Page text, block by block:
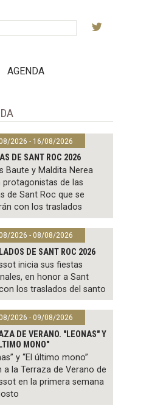
AGENDA
2026 - 16/08/2026
DE SANT ROC 2026
Baute y Maldita Nerea
protagonistas de las
de Sant Roc que se
con los traslados
2026 - 08/08/2026
DE SANT ROC 2026
inicia sus fiestas
en honor a Sant
los traslados del santo
2026 - 09/08/2026
DE VERANO. "LEONAS" Y
MONO"
y “El último mono”
a la Terraza de Verano de
en la primera semana